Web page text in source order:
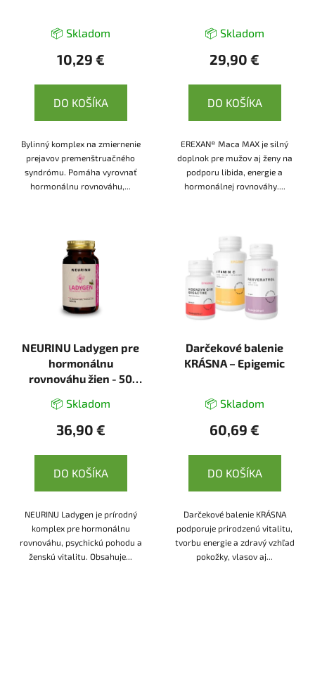
📦 Skladom
10,29 €
DO KOŠÍKA
Bylinný komplex na zmiernenie
prejavov premenštruačného
syndrómu. Pomáha vyrovnať
hormonálnu rovnováhu,...
📦 Skladom
29,90 €
DO KOŠÍKA
EREXAN® Maca MAX je silný
doplnok pre mužov aj ženy na
podporu libida, energie a
hormonálnej rovnováhy....
NEURINU Ladygen pre
hormonálnu
rovnováhu žien - 50
📦 Skladom
36,90 €
DO KOŠÍKA
NEURINU Ladygen je prírodný
komplex pre hormonálnu
rovnováhu, psychickú pohodu a
ženskú vitalitu. Obsahuje...
Darčekové balenie
KRÁSNA – Epigemic
📦 Skladom
60,69 €
DO KOŠÍKA
Darčekové balenie KRÁSNA
podporuje prirodzenú vitalitu,
tvorbu energie a zdravý vzhľad
pokožky, vlasov aj...